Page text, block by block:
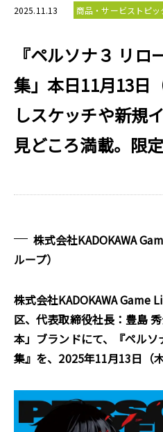
2025.11.13 商品・サービストピッ
『ペルソナ３ リロ
集」本日11月13日
しスケッチや新規
見どころ満載。限
株式会社KADOKAWA
ループ）
株式会社KADOKAWA Game
区、代表取締役社長：豊島
本」ブランドにて、『ペル
集』を、2025年11月13日（